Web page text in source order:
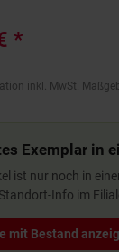
*
inkl. MwSt.
Exemplar in
ist nur noch in
Info im
mit Bestand